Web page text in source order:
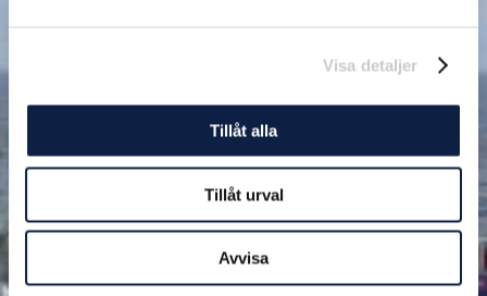
Visa detaljer
Tillåt alla
Tillåt urval
Avvisa